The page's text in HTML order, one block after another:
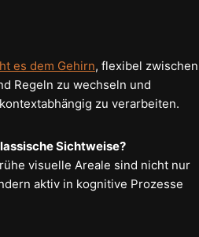
es dem Gehirn, flexibel zwischen
Regeln zu wechseln und
zu verarbeiten.
Sichtweise?
visuelle Areale sind nicht nur
aktiv in kognitive Prozesse